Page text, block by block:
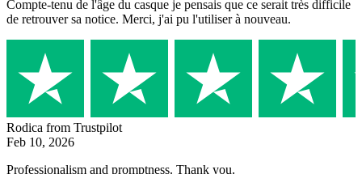
Compte-tenu de l'âge du casque je pensais que ce serait très difficile
de retrouver sa notice. Merci, j'ai pu l'utiliser à nouveau.
Rodica from Trustpilot
Feb 10, 2026
Professionalism and promptness. Thank you.